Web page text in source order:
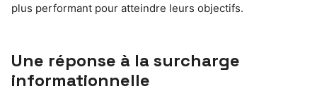
plus performant pour atteindre leurs objectifs.
Une réponse à la surcharge
informationnelle